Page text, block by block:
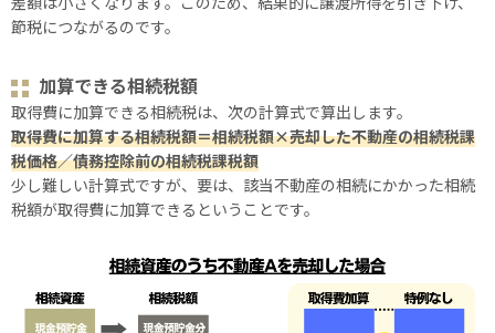
節税につながるのです。
加算できる相続税額
取得費に加算できる相続税は、次の計算式で算出します。
取得費に加算する相続税額＝相続税額×売却した不動産の相続税課
税価格／債務控除前の相続税課税額
少し難しい計算式ですが、要は、該当不動産の相続にかかった相続
税額が取得費に加算できるということです。